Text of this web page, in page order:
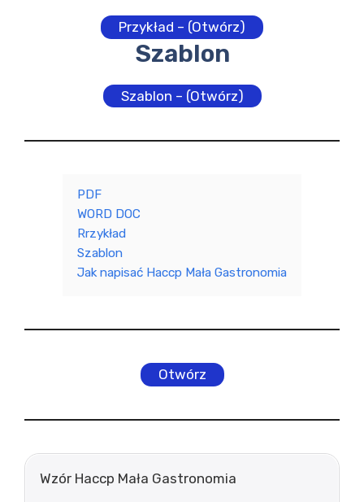
Przykład – (Otwórz)
Szablon
Szablon – (Otwórz)
PDF
WORD DOC
Rrzykład
Szablon
Jak napisać Haccp Mała Gastronomia
Otwórz
Wzór Haccp Mała Gastronomia